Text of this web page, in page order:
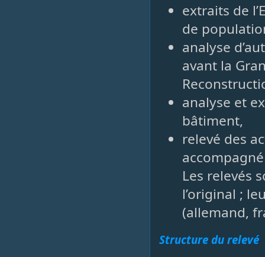
extraits de
de
analyse
avant la
analyse et
bâtiment,
relevé des
Les relevés
l’original ;
(allemand,
Structure du relevé